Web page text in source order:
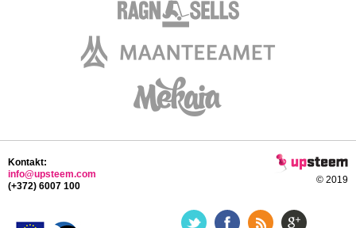
© 2019
Kontakt:
info@upsteem.com
(+372) 6007 100